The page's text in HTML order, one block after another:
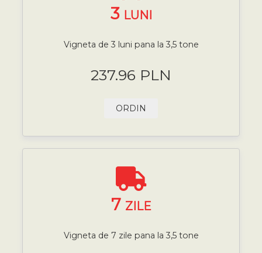
3 LUNI
Vigneta de 3 luni pana la 3,5 tone
237.96 PLN
ORDIN
7 ZILE
Vigneta de 7 zile pana la 3,5 tone